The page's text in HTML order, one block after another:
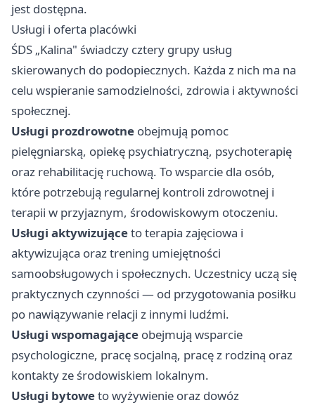
jest dostępna.
Usługi i oferta placówki
ŚDS „Kalina" świadczy cztery grupy usług
skierowanych do podopiecznych. Każda z nich ma na
celu wspieranie samodzielności, zdrowia i aktywności
społecznej.
Usługi prozdrowotne obejmują pomoc
pielęgniarską, opiekę psychiatryczną, psychoterapię
oraz rehabilitację ruchową. To wsparcie dla osób,
które potrzebują regularnej kontroli zdrowotnej i
terapii w przyjaznym, środowiskowym otoczeniu.
Usługi aktywizująceto terapia zajęciowa i
aktywizująca oraz trening umiejętności
samoobsługowych i społecznych. Uczestnicy uczą się
praktycznych czynności — od przygotowania posiłku
po nawiązywanie relacji z innymi ludźmi.
Usługi wspomagające obejmują wsparcie
psychologiczne, pracę socjalną, pracę z rodziną oraz
kontakty ze środowiskiem lokalnym.
Usługi bytoweto wyżywienie oraz dowóz